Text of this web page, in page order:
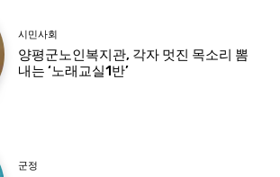
시민사회
양평군노인복지관, 각자 멋진 목소리 뽐
내는 ‘노래교실1반’
군정